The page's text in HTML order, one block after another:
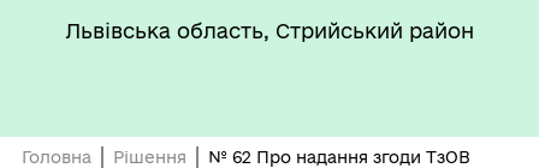
Львівська область, Стрийський район
Головна Рішення
№ 62 Про надання згоди ТзОВ